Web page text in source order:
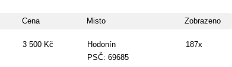
Cena Misto Zobrazeno
3 500 Kč
Hodonín
PSČ: 69685
187x